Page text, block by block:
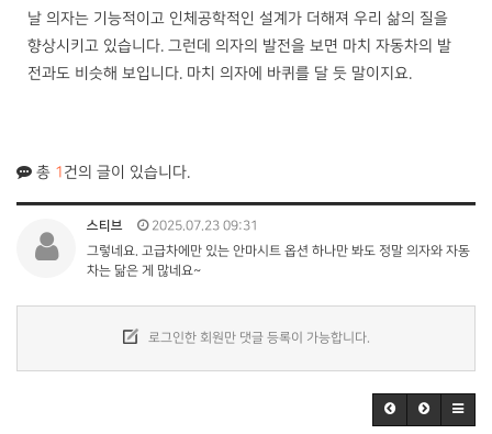
날 의자는 기능적이고 인체공학적인 설계가 더해져 우리 삶의 질을
향상시키고 있습니다. 그런데 의자의 발전을 보면 마치 자동차의 발
전과도 비슷해 보입니다. 마치 의자에 바퀴를 달 듯 말이지요.
총 1 건의 글이 있습니다.
스티브
2025.07.23 09:31
그렇네요. 고급차에만 있는 안마시트 옵션 하나만 봐도 정말 의자와 자동
차는 닮은 게 많네요~
로그인한 회원만 댓글 등록이 가능합니다.